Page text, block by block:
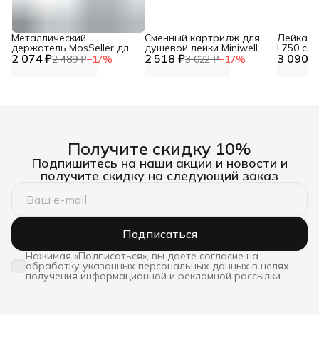
2 074 ₽2 489 ₽−17%
Металлический
держатель MosSeller для
смартфона с 2 518 ₽3 022 ₽−17%
Сменный картридж для
душевой лейки Miniwell
L750, угольный 3 090 ₽
Лейка
L750 со
Получите скидку 10%
Подпишитесь на наши акции и новости и
получите скидку на следующий заказ
Подписаться
Нажимая «Подписаться», вы даете согласие на
обработку указанных персональных данных в целях
получения информационной и рекламной рассылки